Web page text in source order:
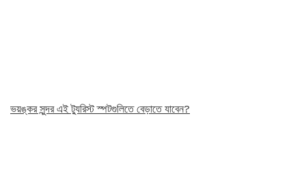
ভয়ঙ্কর সুন্দর এই ট্যুরিস্ট স্পটগুলিতে বেড়াতে যাবেন?